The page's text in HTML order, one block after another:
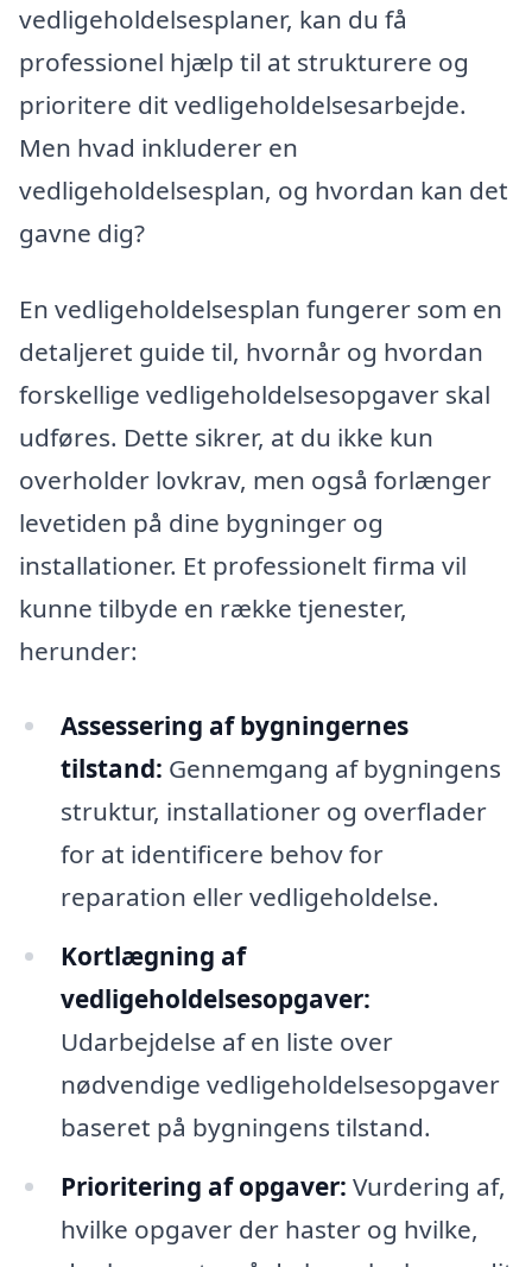
vedligeholdelsesplaner, kan du få
professionel hjælp til at strukturere og
prioritere dit vedligeholdelsesarbejde.
Men hvad inkluderer en
vedligeholdelsesplan, og hvordan kan det
gavne dig?
En vedligeholdelsesplan fungerer som en
detaljeret guide til, hvornår og hvordan
forskellige vedligeholdelsesopgaver skal
udføres. Dette sikrer, at du ikke kun
overholder lovkrav, men også forlænger
levetiden på dine bygninger og
installationer. Et professionelt firma vil
kunne tilbyde en række tjenester,
herunder:
Assessering af bygningernes
tilstand: Gennemgang af bygningens
struktur, installationer og overflader
for at identificere behov for
reparation eller vedligeholdelse.
Kortlægning af
vedligeholdelsesopgaver:
Udarbejdelse af en liste over
nødvendige vedligeholdelsesopgaver
baseret på bygningens tilstand.
Prioritering af opgaver: Vurdering af,
hvilke opgaver der haster og hvilke,